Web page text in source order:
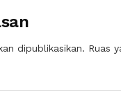
dipublikasikan. Ruas